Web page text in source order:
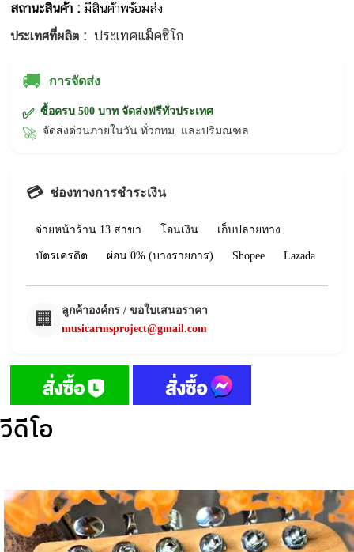
สถานะสินค้า :มีสินค้าพร้อมส่ง
ประเทศที่ผลิต :ประเทศแม็คซิโก
🚚 การจัดส่ง
✅ ซื้อครบ 500 บาท จัดส่งฟรีทั่วประเทศ
🚀 จัดส่งด่วนภายในวัน ทั่วกทม. และปริมณฑล
💳 ช่องทางการชำระเงิน
จ่ายหน้าร้าน 13 สาขา โอนเงิน เก็บปลายทาง
บัตรเครดิต ผ่อน 0% (บางรายการ) Shopee Lazada
🏢
ลูกค้าองค์กร / ขอใบเสนอราคา
musicarmsproject@gmail.com
วีดีโอ